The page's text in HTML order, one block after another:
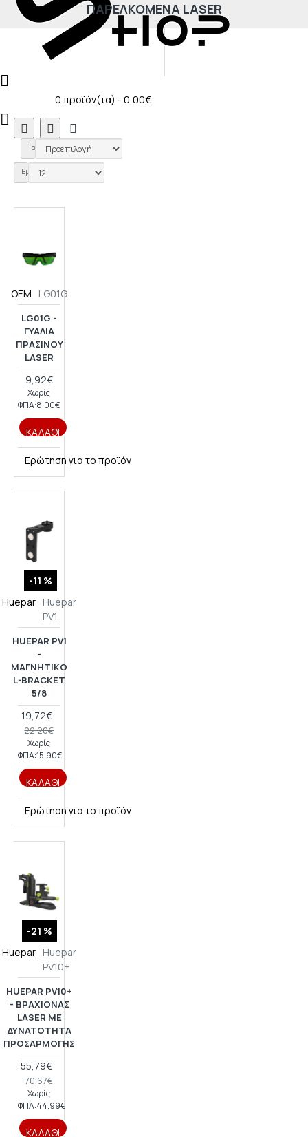
0 προϊόν(τα) - 0,00€
0
ΠΑΡΕΛΚΌΜΕΝΑ LASER
Ταξινόμηση:
Εμφάνιση:
OEM LG01G
LG01G -
ΓΥΑΛΙΆ
ΠΡΆΣΙΝΟΥ
LASER
9,92€
Χωρίς
ΦΠΑ:8,00€
ΚΑΛΆΘΙ
Ερώτηση για το προϊόν
-11 %
Huepar Huepar
PV1
HUEPAR PV1
-
ΜΑΓΝΗΤΙΚΌ
L-BRACKET
5/8
19,72€
22,20€
Χωρίς
ΦΠΑ:15,90€
ΚΑΛΆΘΙ
Ερώτηση για το προϊόν
-21 %
Huepar Huepar
PV10+
HUEPAR PV10+
- ΒΡΑΧΊΟΝΑΣ
LASER ΜΕ
ΔΥΝΑΤΌΤΗΤΑ
ΠΡΟΣΑΡΜΟΓΉΣ
55,79€
70,67€
Χωρίς
ΦΠΑ:44,99€
ΚΑΛΆΘΙ